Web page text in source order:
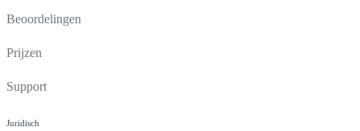
Beoordelingen
Prijzen
Support
Juridisch